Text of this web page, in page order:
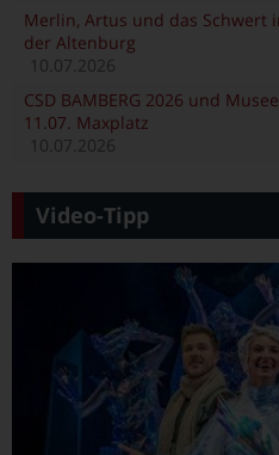
Merlin, Artus und das Schwert
der Altenburg
10.07.2026
CSD BAMBERG 2026 und
11.07. Maxplatz
10.07.2026
Video-Tipp